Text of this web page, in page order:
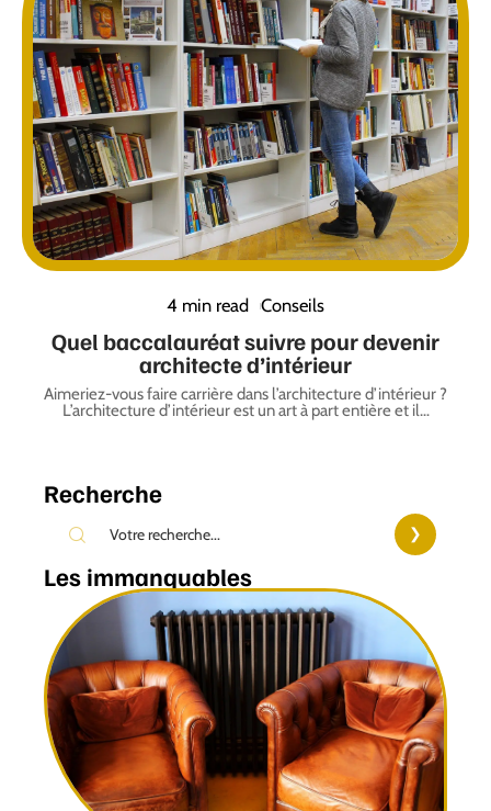
4 min read Conseils
Quel baccalauréat suivre pour devenir
architecte d’intérieur
Aimeriez-vous faire carrière dans l’architecture d’intérieur ?
L’architecture d’intérieur est un art à part entière et il…
Recherche
Les immanquables